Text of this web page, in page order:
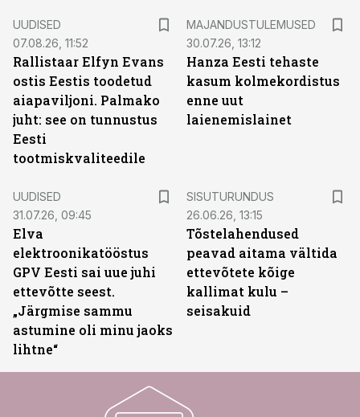
UUDISED
07.08.26, 11:52
Rallistaar Elfyn Evans
ostis Eestis toodetud
aiapaviljoni. Palmako
juht: see on tunnustus
Eesti
tootmiskvaliteedile
MAJANDUSTULEMUSED
30.07.26, 13:12
Hanza Eesti tehaste
kasum kolmekordistus
enne uut
laienemislainet
UUDISED
31.07.26, 09:45
Elva
elektroonikatööstus
GPV Eesti sai uue juhi
ettevõtte seest.
„Järgmise sammu
astumine oli minu jaoks
lihtne“
SISUTURUNDUS
26.06.26, 13:15
Tõstelahendused
peavad aitama vältida
ettevõtete kõige
kallimat kulu –
seisakuid